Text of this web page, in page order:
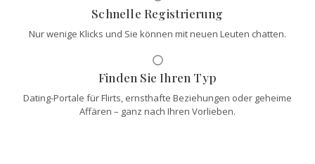
Schnelle Registrierung
Nur wenige Klicks und Sie können mit neuen Leuten chatten.
Finden Sie Ihren Typ
Dating-Portale für Flirts, ernsthafte Beziehungen oder geheime
Affären – ganz nach Ihren Vorlieben.